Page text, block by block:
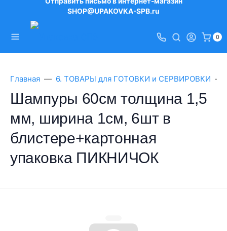
SHOP@UPAKOVKA-SPB.ru
0
Главная 6. ТОВАРЫ для ГОТОВКИ и СЕРВИРОВКИ
Шампуры 60см толщина 1,5
мм, ширина 1см, 6шт в
блистере+картонная
упаковка ПИКНИЧОК